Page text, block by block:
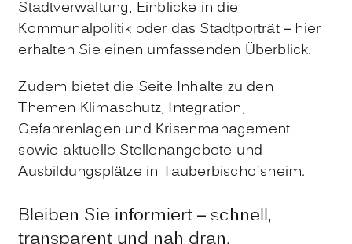
Stadtverwaltung, Einblicke in die
Kommunalpolitik oder das Stadtporträt – hier
erhalten Sie einen umfassenden Überblick.
Zudem bietet die Seite Inhalte zu den
Themen Klimaschutz, Integration,
Gefahrenlagen und Krisenmanagement
sowie aktuelle Stellenangebote und
Ausbildungsplätze in Tauberbischofsheim.
Bleiben Sie informiert – schnell,